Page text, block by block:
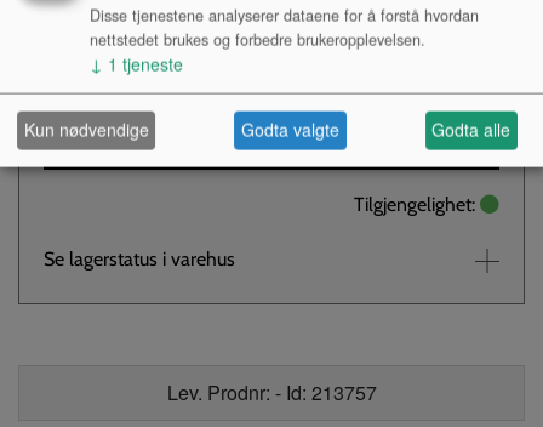
Kr 850,-NOK
Antall:
KJØP
Tilgjengelighet:
Se lagerstatus i varehus
Lev. Prodnr: - Id: 213757
Disse tjenestene analyserer dataene for å forstå hvordan
nettstedet brukes og forbedre brukeropplevelsen.
↓ 1 tjeneste
Kun nødvendige Godta valgte Godta alle